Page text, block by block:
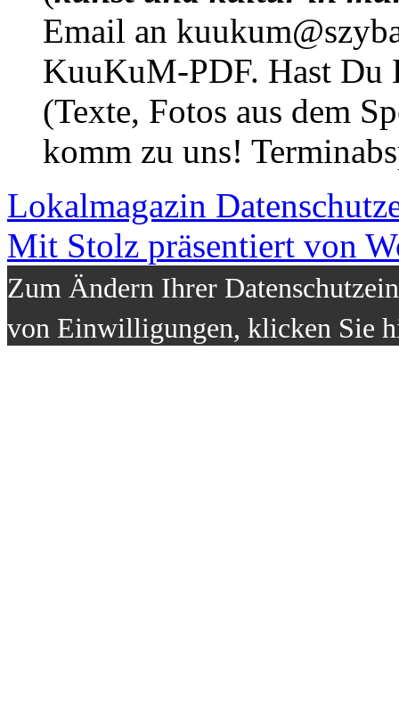
Email an
KuuKuM-PDF. Hast Du
(Texte, Fotos aus dem
komm zu uns!
Lokalmagazin
Mit Stolz präsentiert von
Zum Ändern Ihrer
von Einwilligungen, klicken Sie